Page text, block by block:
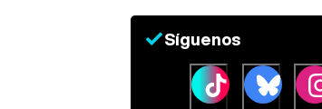
Síguenos